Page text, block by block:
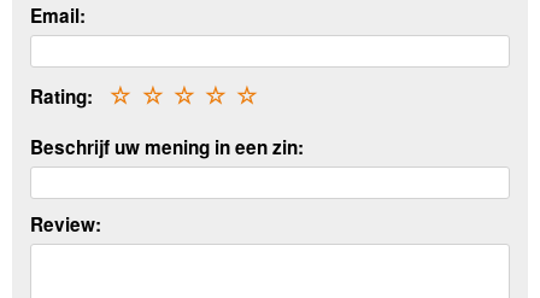
Email:
Rating: ☆
☆
☆
☆
☆
Beschrijf uw mening in een zin:
Review: